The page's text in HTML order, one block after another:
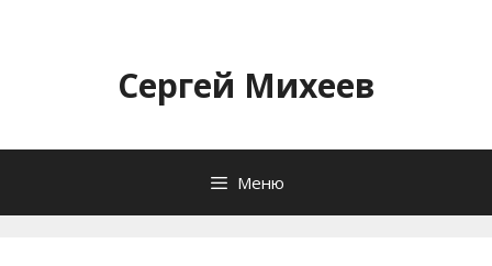
содержимомуСергей Михеев
Меню